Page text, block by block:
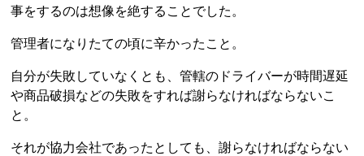
事をするのは想像を絶することでした。
管理者になりたての頃に辛かったこと。
自分が失敗していなくとも、管轄のドライバーが時間遅延
や商品破損などの失敗をすれば謝らなければならないこ
と。
それが協力会社であったとしても、謝らなければならない